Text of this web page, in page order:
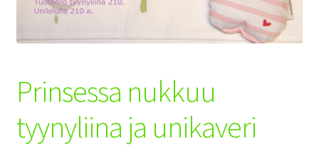
Toimitusehdot
Registration
Prinsessa nukkuu
tyynyliina ja unikaveri